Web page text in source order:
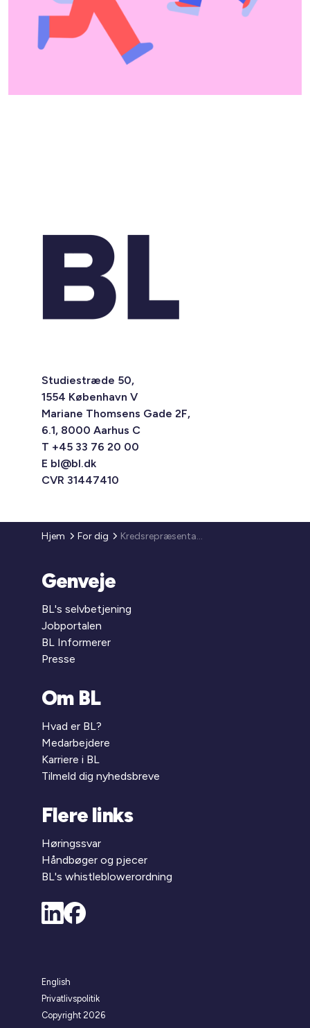
Studiestræde 50,
1554 København V
Mariane Thomsens Gade 2F,
6.1, 8000 Aarhus C
T +45 33 76 20 00
E bl@bl.dk
CVR 31447410
Hjem For dig Kredsrepræsentant
Genveje
BL's selvbetjening
Jobportalen
BL Informerer
Presse
Om BL
Hvad er BL?
Medarbejdere
Karriere i BL
Tilmeld dig nyhedsbreve
Flere links
Høringssvar
Håndbøger og pjecer
BL's whistleblowerordning
English
Privatlivspolitik
Copyright 2026